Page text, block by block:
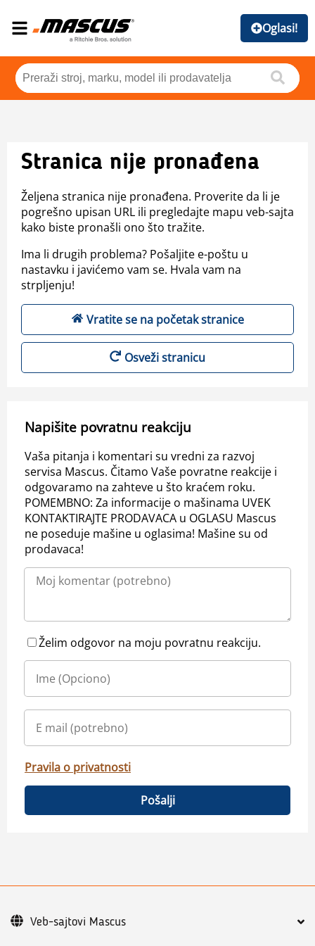
Oglasi!
Stranica nije pronađena
Željena stranica nije pronađena. Proverite da li je
pogrešno upisan URL ili pregledajte mapu veb-sajta
kako biste pronašli ono što tražite.
Ima li drugih problema? Pošaljite e-poštu u
nastavku i javićemo vam se. Hvala vam na
strpljenju!
Vratite se na početak stranice
Osveži stranicu
Napišite povratnu reakciju
Vaša pitanja i komentari su vredni za razvoj
servisa Mascus. Čitamo Vaše povratne reakcije i
odgovaramo na zahteve u što kraćem roku.
POMEMBNO: Za informacije o mašinama UVEK
KONTAKTIRAJTE PRODAVACA u OGLASU Mascus
ne poseduje mašine u oglasima! Mašine su od
prodavaca!
Želim odgovor na moju povratnu reakciju.
Pravila o privatnosti
Pošalji
Veb-sajtovi Mascus